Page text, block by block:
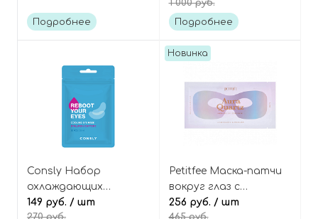
Подробнее
Vitamin hydrogel eye
patch
1 000 руб.
Подробнее
Consly Набор
охлаждающих
тканевых патчей с
149 руб. / шт
270 руб.
Новинка
Petitfee Маска-патчи
вокруг глаз с
кофеином и лавандой,
256 руб. / шт
465 руб.